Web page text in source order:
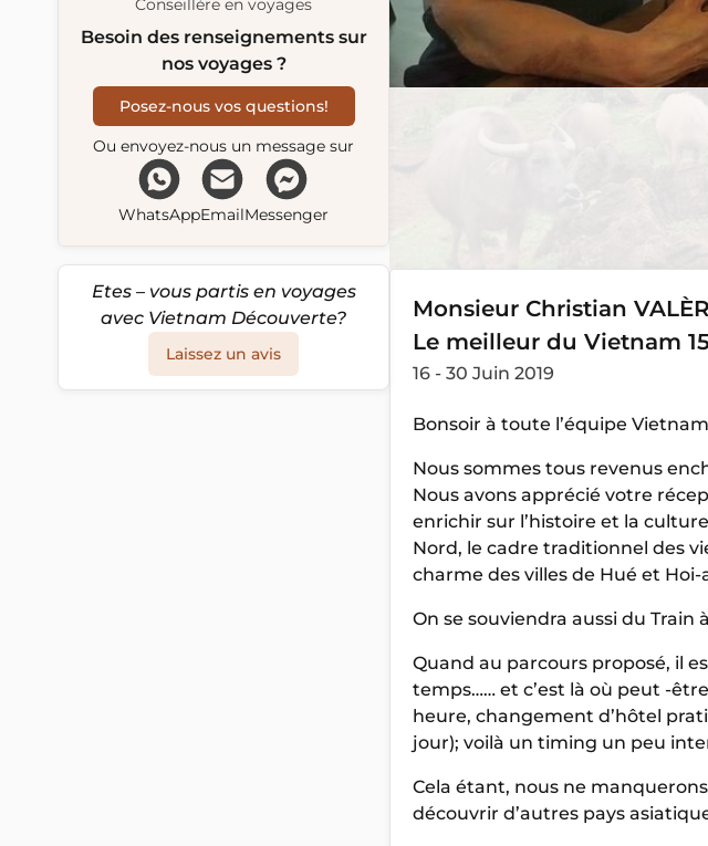
Conseillère en voyages
Besoin des renseignements sur
nos voyages ?
Posez-nous vos questions!
Ou envoyez-nous un message sur
WhatsAppEmailMessenger
Etes – vous partis en voyages
avec Vietnam Découverte?
Laissez un avis
Monsieur Christian
Le meilleur du Vietnam
16 - 30 Juin 2019
Bonsoir à toute l’équipe
Nous sommes tous revenus
Nous avons apprécié votre
enrichir sur l’histoire et la
Nord, le cadre traditionnel des
charme des villes de Hué et
On se souviendra aussi du
Quand au parcours proposé, il
temps…… et c’est là où peut -
heure, changement d’hôtel
jour); voilà un timing un peu
Cela étant, nous ne
découvrir d’autres pays